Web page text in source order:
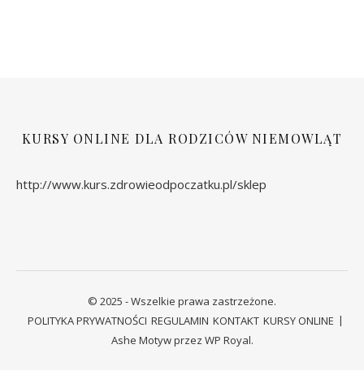
KURSY ONLINE DLA RODZICÓW NIEMOWLĄT
http://www.kurs.zdrowieodpoczatku.pl/sklep
© 2025 - Wszelkie prawa zastrzeżone.
POLITYKA PRYWATNOŚCI REGULAMIN KONTAKT KURSY ONLINE
Ashe Motyw przez WP Royal.